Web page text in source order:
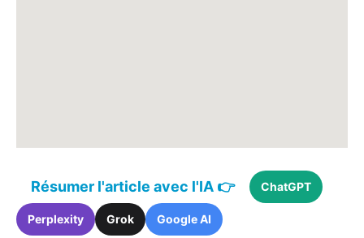
Résumer l'article avec l'IA 👉 ChatGPT
Perplexity Grok Google AI